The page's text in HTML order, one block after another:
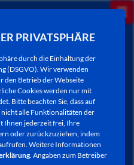
PRIVATSPHÄRE
durch die Einhaltung der
(DSGVO). Wir verwenden
den Betrieb der Webseite
Cookies werden nur mit
Bitte beachten Sie, dass auf
alle Funktionalitäten der
Ihnen jederzeit frei, Ihre
oder zurückzuziehen, indem
Weitere Informationen
. Angaben zum Betreiber
LETTER